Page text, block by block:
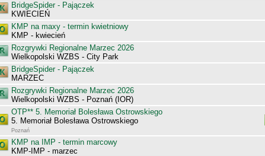
BridgeSpider - Pajączek
KWIECIEŃ
KMP na maxy - termin kwietniowy
KMP - kwiecień
Rozgrywki Regionalne Marzec 2026
Wielkopolski WZBS - City Park
BridgeSpider - Pajączek
MARZEC
Rozgrywki Regionalne Marzec 2026
Wielkopolski WZBS - Poznań (IOR)
OTP** 5. Memoriał Bolesława Ostrowskiego
5. Memoriał Bolesława Ostrowskiego
Poznań
KMP na IMP - termin marcowy
KMP-IMP - marzec